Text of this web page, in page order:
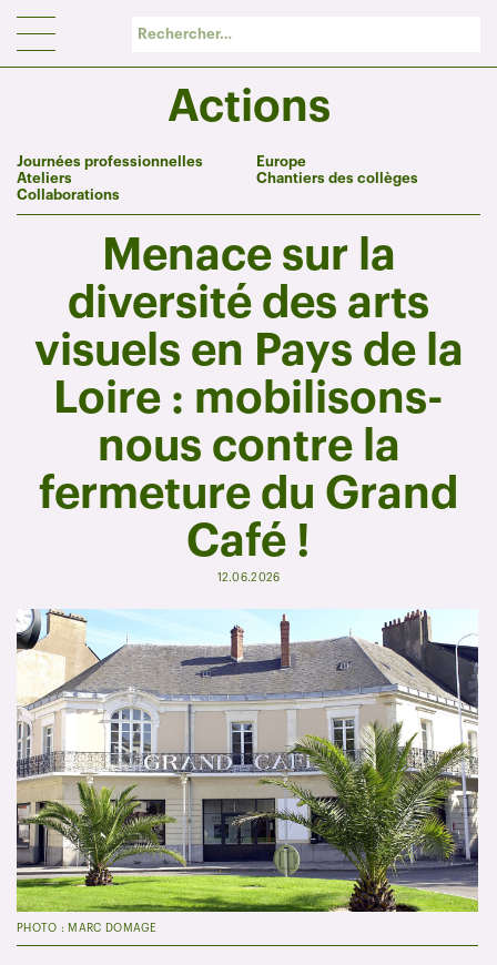
Actions
Journées professionnelles
Ateliers
Collaborations
Europe
Chantiers des collèges
Menace sur la
diversité des arts
visuels en Pays de la
Loire : mobilisons-
nous contre la
fermeture du Grand
Café !
12.06.2026
PHOTO : MARC DOMAGE